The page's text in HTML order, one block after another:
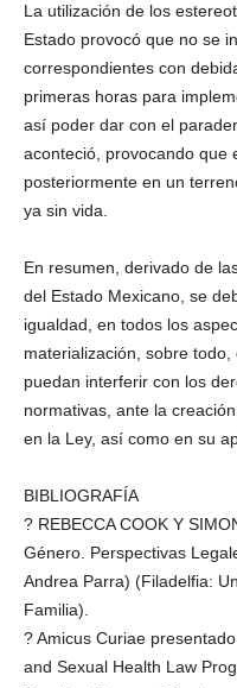
La utilización de los
Estado provocó que no se
correspondientes con
primeras horas para
así poder dar con el
aconteció, provocando que
posteriormente en un
ya sin vida.
En resumen, derivado de
del Estado Mexicano, se
igualdad, en todos los
materialización, sobre
puedan interferir con los
normativas, ante la
en la Ley, así como en su
BIBLIOGRAFÍA
? REBECCA COOK Y
Género. Perspectivas
Andrea Parra) (Filadelfia:
Familia).
? Amicus Curiae
and Sexual Health Law